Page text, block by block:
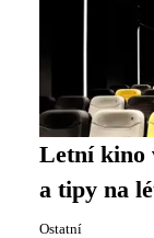
Letní kino
a tipy na
Ostatní